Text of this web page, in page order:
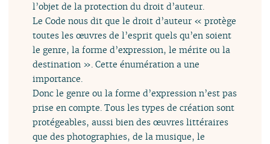
l’objet de la protection du droit d’auteur.
Le Code nous dit que le droit d’auteur « protège
toutes les œuvres de l’esprit quels qu’en soient
le genre, la forme d’expression, le mérite ou la
destination ». Cette énumération a une
importance.
Donc le genre ou la forme d’expression n’est pas
prise en compte. Tous les types de création sont
protégeables, aussi bien des œuvres littéraires
que des photographies, de la musique, le